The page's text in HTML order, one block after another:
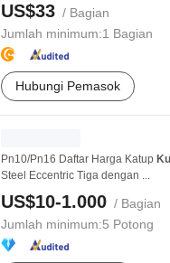
US$33 / Bagian
Jumlah minimum:1 Bagian
Hubungi Pemasok
Pn10/Pn16 Daftar Harga Katup
Steel Eccentric Tiga dengan ...
US$10-1.000 / Bagian
Jumlah minimum:5 Potong